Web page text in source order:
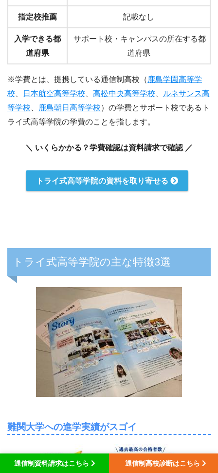
指定校推薦 記載なし
入学できる都
道府県
サポート校・キャンパスの所在する都
道府県
※学費とは、提携している通信制高校（ 鹿島学園高等学
校
日本航空高等学校 高松中央高等学校
ルネサンス高
等学校
鹿島朝日高等学校）の学費とサポート校であるト
ライ式高等学院の学費のことを指します。
＼ いくらかかる？学費確認は資料請求で確認 ／
トライ式高等学院の資料を取り寄せる
トライ式高等学院の主な特徴3選
難関大学への進学実績がスゴイ
通信制資料請求はこちら 通信制高校診断はこちら